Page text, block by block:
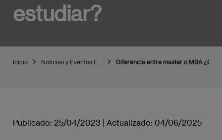
estudiar?
Inicio Diferencia entre master o MBA ¿Qué
Publicado: 25/04/2023 | Actualizado: 04/06/2025